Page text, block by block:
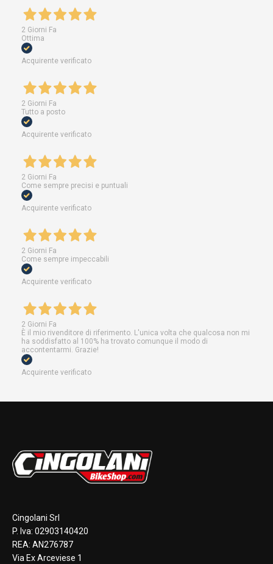
2 Giorni Fa
Ottima
Acquirente verificato
2 Giorni Fa
Tutto a posto
Acquirente verificato
2 Giorni Fa
Come sempre precisi e puntuali
Acquirente verificato
2 Giorni Fa
Come sempre impeccabili
Acquirente verificato
2 Giorni Fa
È il mio rivenditore di riferimento. L'unica volta che qualcosa non mi
ha soddisfatto al 100% ha trovato comunque il modo di
accontentarmi. Grazie!
Acquirente verificato
Cingolani Srl
P. Iva: 02903140420
REA: AN276787
Via Ex Arceviese 1